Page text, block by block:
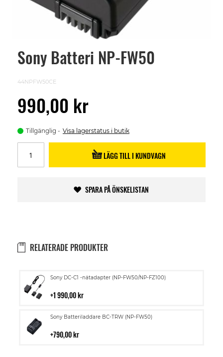
Sony Batteri NP-FW50
44NPFW50CE
990,00 kr
Tillgänglig Visa lagerstatus i butik
LÄGG TILL I KUNDVAGN
SPARA PÅ ÖNSKELISTAN
RELATERADE PRODUKTER
Sony DC-C1 -nätadapter (NP-FW50/NP-FZ100)
1 990,00 kr
Lägg
i
Sony Batteriladdare BC-TRW (NP-FW50)
790,00 kr
Lägg
i
Skip
images
gallery